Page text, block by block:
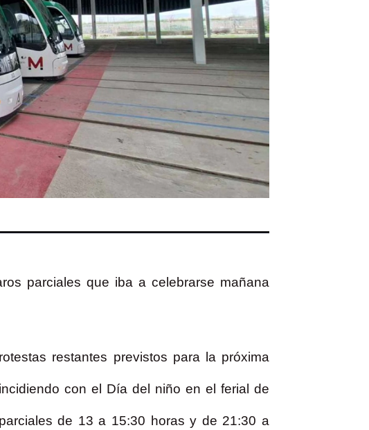
parciales que iba a celebrarse mañana
restantes previstos para la próxima
con el Día del niño en el ferial de
de 13 a 15:30 horas y de 21:30 a